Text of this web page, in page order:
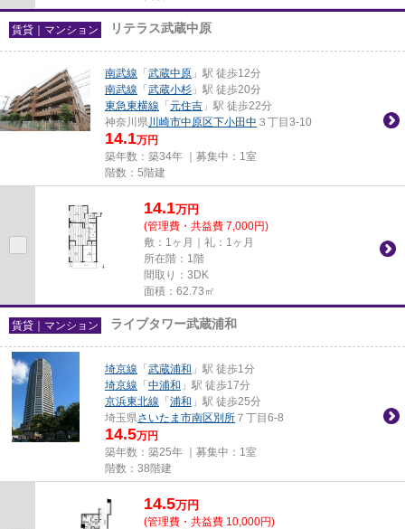
賃貸｜マンション リテラス武蔵中原
南武線 「 武蔵中原 」駅 徒歩12分
南武線 「 武蔵小杉 」駅 徒歩20分
東急東横線 「 元住吉 」駅 徒歩22分
神奈川県川崎市中原区下小田中 ３丁目3-10
14.1万円
築年数：築34年 ｜募集中： 1室
階数：5階建
14.1万円
(管理費・共益費 7,000円)
敷：1ヶ月｜礼：1ヶ月
所在階：1階
間取り：3DK
面積：62.73㎡
賃貸｜マンション ライブタワー武蔵浦和
埼京線 「 武蔵浦和 」駅 徒歩1分
埼京線 「 中浦和 」駅 徒歩17分
京浜東北線 「 浦和 」駅 徒歩25分
埼玉県さいたま市南区別所 ７丁目6-8
14.5万円
築年数：築25年 ｜募集中： 1室
階数：38階建
14.5万円
(管理費・共益費 10,000円)